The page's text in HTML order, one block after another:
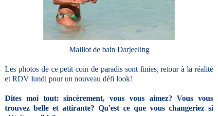
Maillot de bain Darjeeling
Les photos de ce petit coin de paradis sont finies, retour à la réalité
et RDV lundi pour un nouveau défi look!
Dites moi tout: sincèrement, vous vous aimez? Vous vous
trouvez belle et attirante? Qu'est ce que vous changeriez si